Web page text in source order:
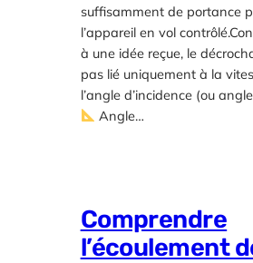
suffisamment de portance
l’appareil en vol
à une idée reçue, le
pas lié uniquement à la
l’angle d’incidence (ou
Angle…
Comprendre
l’écoulement